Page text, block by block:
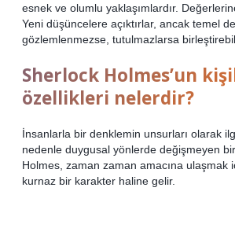
esnek ve olumlu yaklaşımlardır.
Yeni düşüncelere açıktırlar, ancak temel
gözlemlenmezse, tutulmazlarsa
Sherlock Holmes’un
özellikleri nelerdir?
İnsanlarla bir denklemin unsurları olarak
nedenle duygusal yönlerde değişmeyen
Holmes, zaman zaman amacına ulaşmak
kurnaz bir karakter haline gelir.